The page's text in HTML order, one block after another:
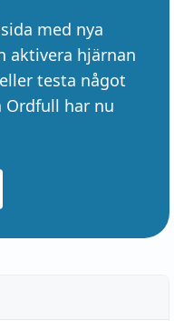
med nya
aktivera hjärnan
testa något
Ordfull har nu